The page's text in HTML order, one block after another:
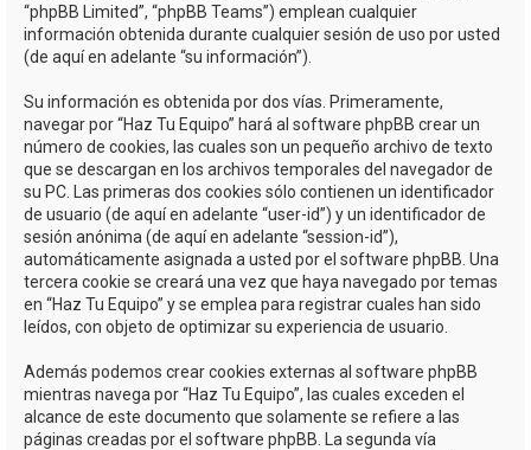
“phpBB Limited”, “phpBB Teams”) emplean cualquier
información obtenida durante cualquier sesión de uso por usted
(de aquí en adelante “su información”).
Su información es obtenida por dos vías. Primeramente,
navegar por “Haz Tu Equipo” hará al software phpBB crear un
número de cookies, las cuales son un pequeño archivo de texto
que se descargan en los archivos temporales del navegador de
su PC. Las primeras dos cookies sólo contienen un identificador
de usuario (de aquí en adelante “user-id”) y un identificador de
sesión anónima (de aquí en adelante “session-id”),
automáticamente asignada a usted por el software phpBB. Una
tercera cookie se creará una vez que haya navegado por temas
en “Haz Tu Equipo” y se emplea para registrar cuales han sido
leídos, con objeto de optimizar su experiencia de usuario.
Además podemos crear cookies externas al software phpBB
mientras navega por “Haz Tu Equipo”, las cuales exceden el
alcance de este documento que solamente se refiere a las
páginas creadas por el software phpBB. La segunda vía